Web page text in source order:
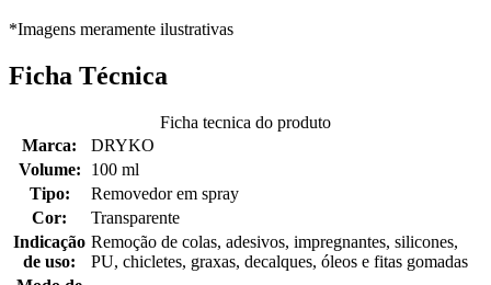
*Imagens meramente ilustrativas
Ficha Técnica
Ficha tecnica do produto
Marca:
DRYKO
Volume:
100 ml
Tipo:
Removedor em spray
Cor:
Transparente
Indicação
de uso:
Remoção de colas, adesivos, impregnantes, silicones,
PU, chicletes, graxas, decalques, óleos e fitas gomadas